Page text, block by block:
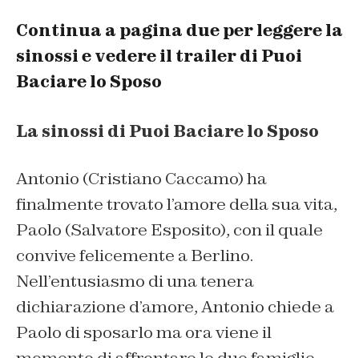
Continua a pagina due per leggere la
sinossi e vedere il trailer di Puoi
Baciare lo Sposo
La sinossi di Puoi Baciare lo Sposo
Antonio (Cristiano Caccamo) ha
finalmente trovato l’amore della sua vita,
Paolo (Salvatore Esposito), con il quale
convive felicemente a Berlino.
Nell’entusiasmo di una tenera
dichiarazione d’amore, Antonio chiede a
Paolo di sposarlo ma ora viene il